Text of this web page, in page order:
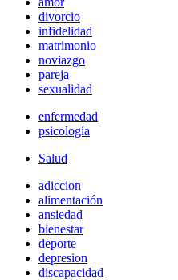
divorcio
infidelidad
matrimonio
noviazgo
pareja
sexualidad
enfermedad
psicología
Salud
adiccion
alimentación
ansiedad
bienestar
deporte
depresion
discapacidad